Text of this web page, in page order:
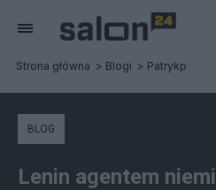
Strona główna Blogi Patrykp
BLOG
Lenin agentem